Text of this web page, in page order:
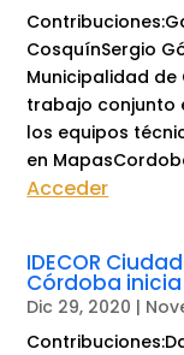
CosquínSergio
Municipalidad de
trabajo conjunto
los equipos
en
Acceder
IDECOR
Córdoba
Dic 29, 2020 |